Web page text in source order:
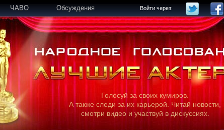
ЧАВО Обсуждения Войти через:
Голосуй за своих кумиров.
А также следи за их карьерой. Читай новости,
смотри видео и участвуй в дискуссиях.